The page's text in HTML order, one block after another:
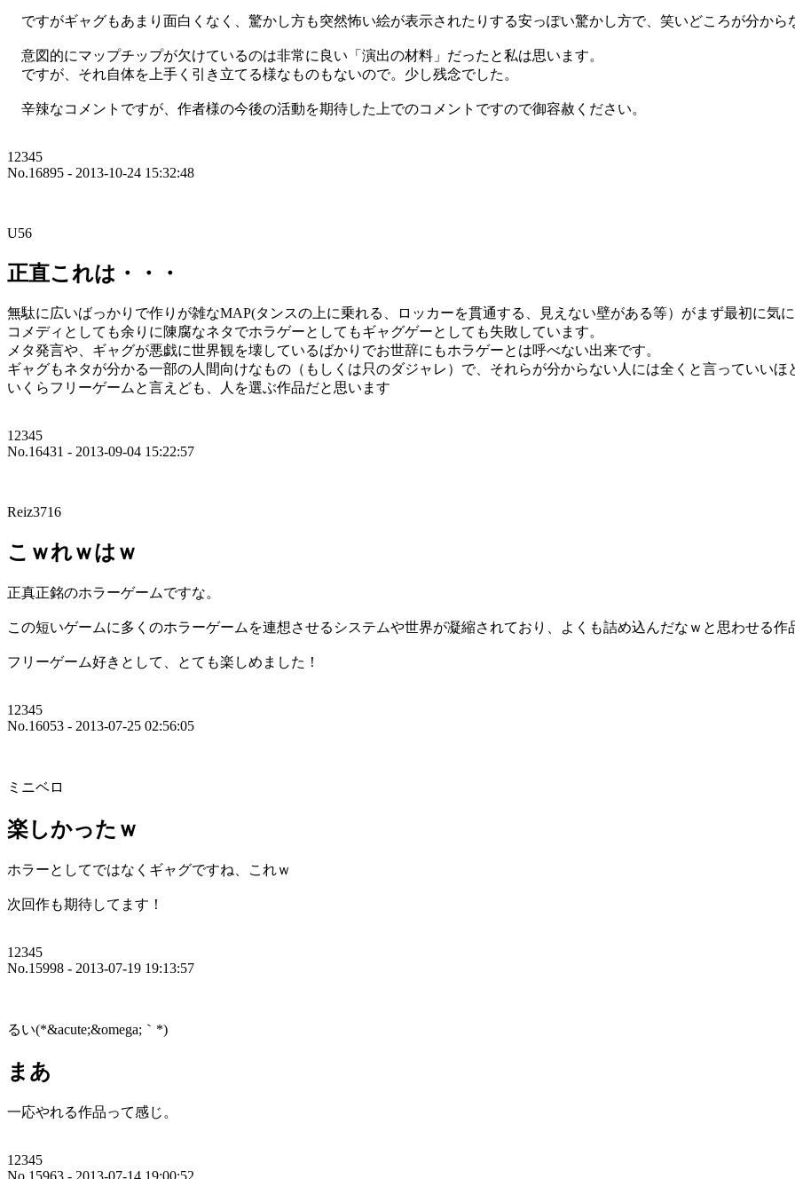
ですがギャグもあまり面白くなく、驚かし方も突然怖い絵が表示されたりする安っぽい驚かし方で、笑いどころが分から
意図的にマップチップが欠けているのは非常に良い「演出の材料」だったと私は思います。
ですが、それ自体を上手く引き立てる様なものもないので。少し残念でした。
辛辣なコメントですが、作者様の今後の活動を期待した上でのコメントですので御容赦ください。
12345
No.16895 - 2013-10-24 15:32:48
U56
正直これは・・・
無駄に広いばっかりで作りが雑なMAP(タンスの上に乗れる、ロッカーを貫通する、見えない壁がある等）がまず最初に気に
コメディとしても余りに陳腐なネタでホラゲーとしてもギャグゲーとしても失敗しています。
メタ発言や、ギャグが悪戯に世界観を壊しているばかりでお世辞にもホラゲーとは呼べない出来です。
ギャグもネタが分かる一部の人間向けなもの（もしくは只のダジャレ）で、それらが分からない人には全くと言っていいほ
いくらフリーゲームと言えども、人を選ぶ作品だと思います
12345
No.16431 - 2013-09-04 15:22:57
Reiz3716
こｗれｗはｗ
正真正銘のホラーゲームですな。
この短いゲームに多くのホラーゲームを連想させるシステムや世界が凝縮されており、よくも詰め込んだなｗと思わせる作
フリーゲーム好きとして、とても楽しめました！
12345
No.16053 - 2013-07-25 02:56:05
ミニベロ
楽しかったｗ
ホラーとしてではなくギャグですね、これｗ
次回作も期待してます！
12345
No.15998 - 2013-07-19 19:13:57
るい(*&acute;&omega;｀*)
まあ
一応やれる作品って感じ。
12345
No.15963 - 2013-07-14 19:00:52